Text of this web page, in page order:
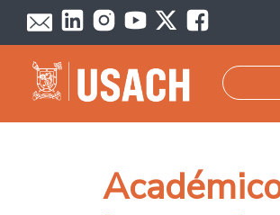
Pasar al contenido principal